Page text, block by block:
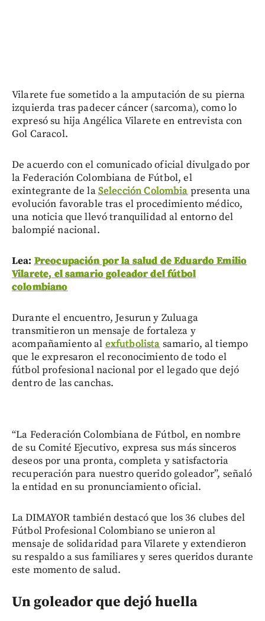
Vilarete fue sometido a la amputación de su pierna
izquierda tras padecer cáncer (sarcoma), como lo
expresó su hija Angélica Vilarete en entrevista con
Gol Caracol.
De acuerdo con el comunicado oficial divulgado por
la Federación Colombiana de Fútbol, el
exintegrante de laSelección Colombia presenta una
evolución favorable tras el procedimiento médico,
una noticia que llevó tranquilidad al entorno del
balompié nacional.
Lea: Preocupación por la salud de Eduardo Emilio
Vilarete, el samario goleador del fútbol
colombiano
Durante el encuentro, Jesurun y Zuluaga
transmitieron un mensaje de fortaleza y
acompañamiento al exfutbolista samario, al tiempo
que le expresaron el reconocimiento de todo el
fútbol profesional nacional por el legado que dejó
dentro de las canchas.
“La Federación Colombiana de Fútbol, en nombre
de su Comité Ejecutivo, expresa sus más sinceros
deseos por una pronta, completa y satisfactoria
recuperación para nuestro querido goleador”, señaló
la entidad en su pronunciamiento oficial.
La DIMAYOR también destacó que los 36 clubes del
Fútbol Profesional Colombiano se unieron al
mensaje de solidaridad para Vilarete y extendieron
su respaldo a sus familiares y seres queridos durante
este momento de salud.
Un goleador que dejó huella